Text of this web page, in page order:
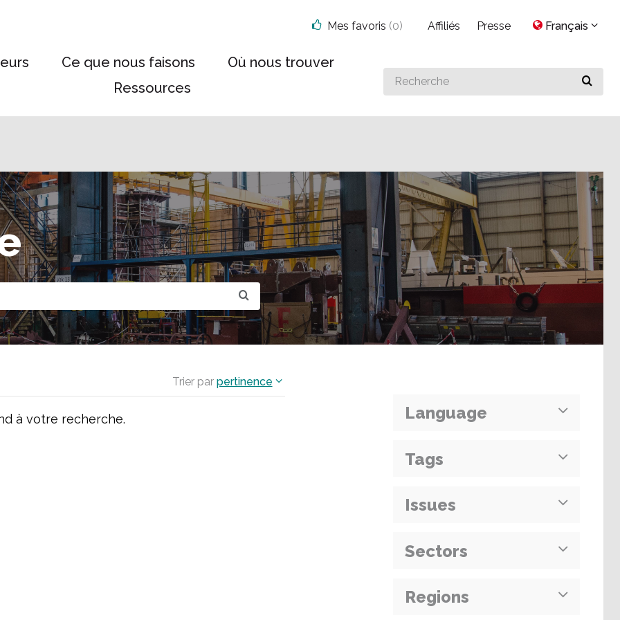
Ce que nous faisons
Où nous trouver
Ressources
Search
for
Mes favoris (0) Affiliés Presse Français
Trier par pertinence
à votre recherche. Language
Tags
Issues
Sectors
Regions